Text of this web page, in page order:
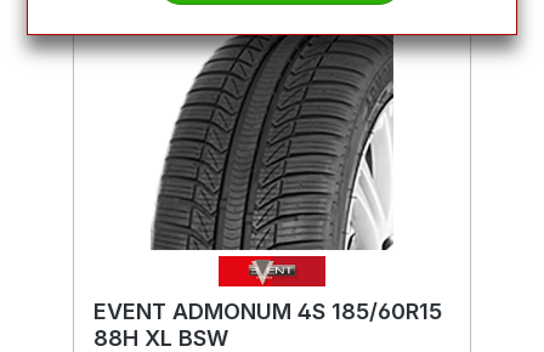
EVENT ADMONUM 4S 185/60R15
88H XL BSW